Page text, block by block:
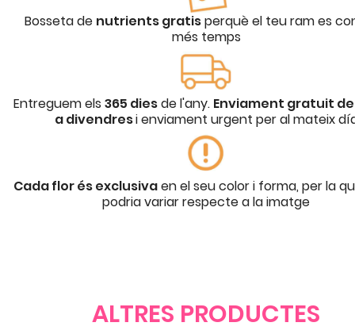
Bosseta de nutrients gratisperquè el teu ram es
més temps
Entreguem els 365 diesde l'any. Enviament gratuit
a divendresi enviament urgent per al mateix
Cada flor és exclusivaen el seu color i forma, per la
podria variar respecte a la imatge
ALTRES PRODUCTES